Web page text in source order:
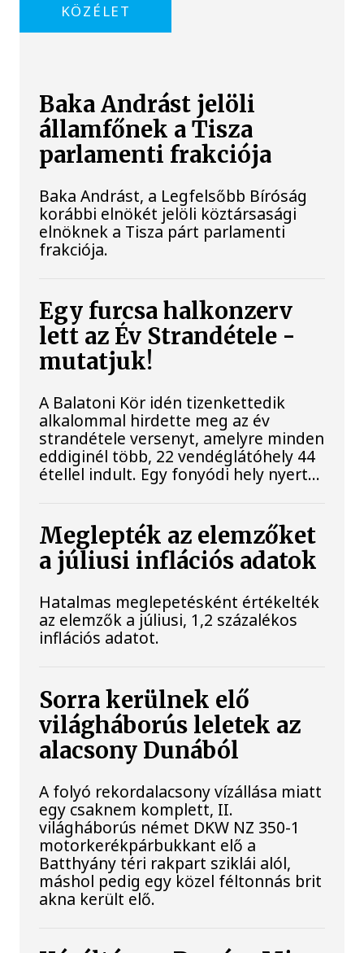
KÖZÉLET
Baka Andrást jelöli
államfőnek a Tisza
parlamenti frakciója
Baka Andrást, a Legfelsőbb Bíróság
korábbi elnökét jelöli köztársasági
elnöknek a Tisza párt parlamenti
frakciója.
Egy furcsa halkonzerv
lett az Év Strandétele -
mutatjuk!
A Balatoni Kör idén tizenkettedik
alkalommal hirdette meg az év
strandétele versenyt, amelyre minden
eddiginél több, 22 vendéglátóhely 44
étellel indult. Egy fonyódi hely nyert...
Meglepték az elemzőket
a júliusi inflációs adatok
Hatalmas meglepetésként értékelték
az elemzők a júliusi, 1,2 százalékos
inflációs adatot.
Sorra kerülnek elő
világháborús leletek az
alacsony Dunából
A folyó rekordalacsony vízállása miatt
egy csaknem komplett, II.
világháborús német DKW NZ 350-1
motorkerékpárbukkant elő a
Batthyány téri rakpart sziklái alól,
máshol pedig egy közel féltonnás brit
akna került elő.